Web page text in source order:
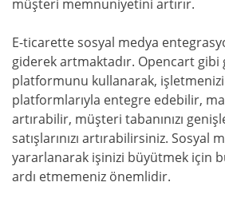
müşteri memnuniyetini artırır.
E-ticarette sosyal medya
giderek artmaktadır. Opencart
platformunu kullanarak,
platformlarıyla entegre edebilir,
artırabilir, müşteri tabanınızı
satışlarınızı artırabilirsiniz. Sosyal
yararlanarak işinizi büyütmek için
ardı etmemeniz önemlidir.